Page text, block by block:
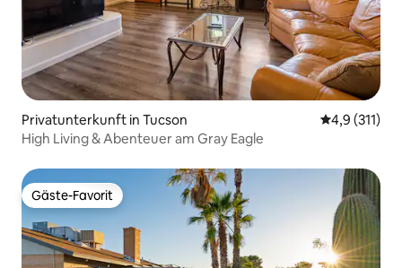
Privatunterkunft in Tucson
4,9 (311)
High Living & Abenteuer am Gray Eagle
Gäste-Favorit
Gäste-Favorit